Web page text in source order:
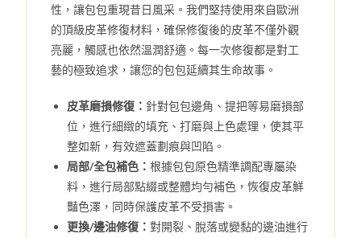
性，讓包包重現昔日風采。我們堅持使用來自歐洲
的頂級皮革修復材料，確保修復後的皮革不僅外觀
亮麗，觸感也依然溫潤舒適。每一次修復都是對工
藝的極致追求，讓您的包包延續其生命故事。
皮革磨損修復： 針對包包邊角、提把等易磨損部
位，進行細緻的填充、打磨與上色處理，使其平
整如新，有效遮蓋劃痕與凹陷。
局部/全包補色：根據包包原色精準調配專屬染
料，進行局部點綴或整體均勻補色，恢復皮革鮮
豔色澤，同時保護皮革不受損害。
更換/邊油修復：對開裂、脫落或變黏的邊油進行